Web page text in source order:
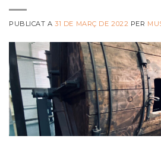
PUBLICAT A31 DE MARÇ DE 2022 PER